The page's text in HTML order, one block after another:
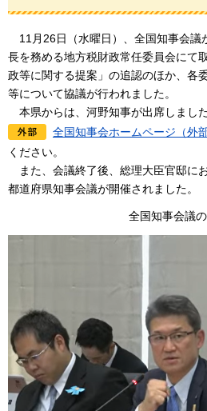
11月26日（水曜日）、全国知事会議
長を務める地方税財政常任委員会にて
政等に関する提案」の追認のほか、各
等について協議が行われました。
本県からは、河野知事が出席しまし
全国知事会ホームページ（外
ください。
ま た、会議終了後、総理大臣官邸に
都道府県知事会議が開催されました。
全国知事会議